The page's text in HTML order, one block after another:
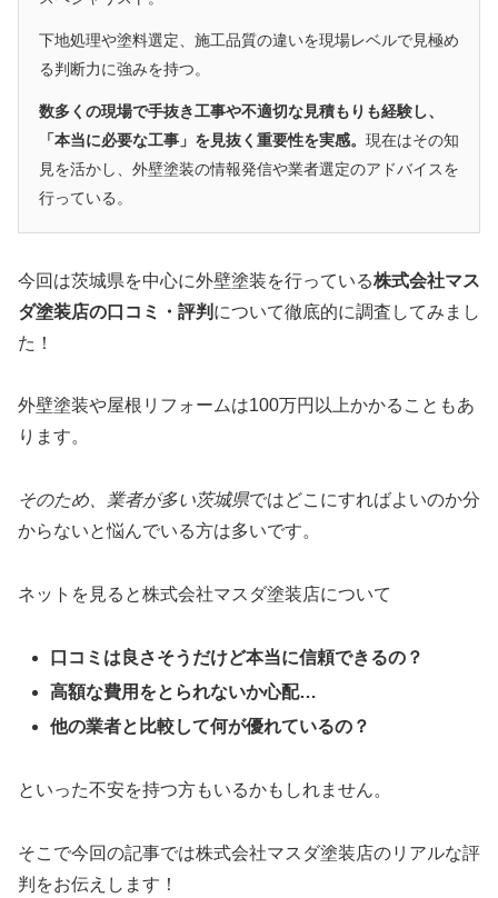
下地処理や塗料選定、施工品質の違いを現場レベルで見極め
る判断力に強みを持つ。
数多くの現場で手抜き工事や不適切な見積もりも経験し、
「本当に必要な工事」を見抜く重要性を実感。 現在はその知
見を活かし、外壁塗装の情報発信や業者選定のアドバイスを
行っている。
今回は茨城県を中心に外壁塗装を行っている株式会社マス
ダ塗装店の口コミ・評判 について徹底的に調査してみまし
た！
外壁塗装や屋根リフォームは100万円以上かかることもあ
ります。
そのため、業者が多い茨城県ではどこにすればよいのか分
からないと悩んでいる方は多いです。
ネットを見ると株式会社マスダ塗装店について
口コミは良さそうだけど本当に信頼できるの？
高額な費用をとられないか心配…
他の業者と比較して何が優れているの？
といった不安を持つ方もいるかもしれません。
そこで今回の記事では株式会社マスダ塗装店のリアルな評
判をお伝えします！